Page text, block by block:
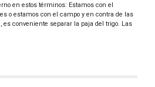
en estos términos: Estamos con el
o estamos con el campo y en contra de las
es conveniente separar la paja del trigo. Las